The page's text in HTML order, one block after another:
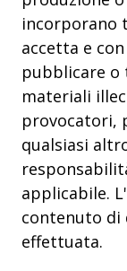
incorporano
accetta e
pubblicare o
materiali
provocatori,
qualsiasi
applicabile.
contenuto di
effettuata.